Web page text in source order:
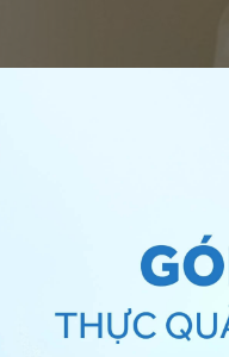
hay không phụ thuộc loại
đại tràng
đại tràng hay